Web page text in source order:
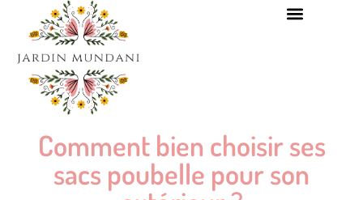
Comment bien choisir ses
sacs poubelle pour son